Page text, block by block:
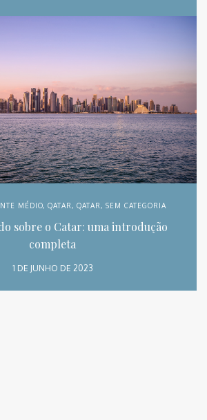
MÉDIO, QATAR, QATAR, SEM CATEGORIA
sobre o Catar: uma introdução
completa
1 DE JUNHO DE 2023